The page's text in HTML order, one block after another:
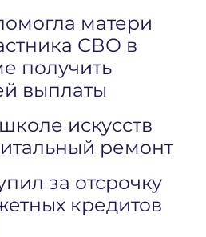
матери
СВО в
получить
выплаты
искусств
ремонт
за отсрочку
кредитов